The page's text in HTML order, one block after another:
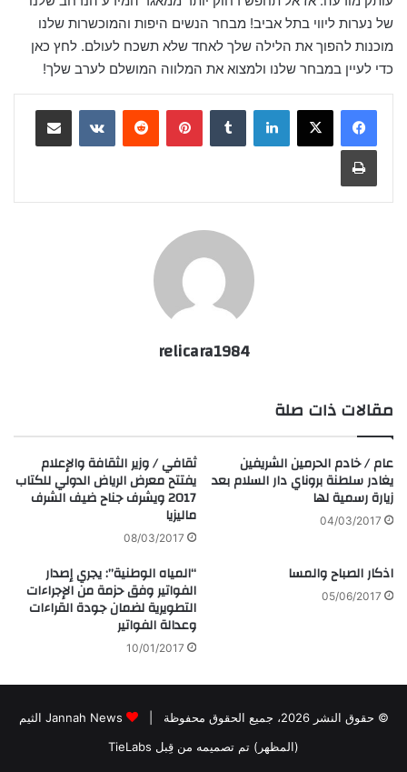
של נערות ליווי בתל אביב! מבחר הנשים היפות והמוכשרות שלנו
מוכנות להפוך את הלילה שלך לאחד שלא תשכח לעולם. לחץ כאן
כדי לעיין במבחר שלנו ולמצוא את המלווה המושלם לערב שלך!
لينكدإن بينتيريست
relicara1984
مقالات ذات صلة
عام / خادم الحرمين الشريفين
يغادر سلطنة بروناي دار السلام بعد
زيارة رسمية لها
04/03/2017
ثقافي / وزير الثقافة والإعلام
يفتتح معرض الرياض الدولي للكتاب
2017 ويشرف جناح ضيف الشرف
ماليزيا
08/03/2017
اذكار الصباح والمسا
05/06/2017
“المياه الوطنية”: يجري إصدار
الفواتير وفق حزمة من الإجراءات
التطويرية لضمان جودة القراءات
وعدالة الفواتير
10/01/2017
© حقوق النشر 2026، جميع الحقوق محفوظة |
Jannah News الثيم
(المظهر) تم تصميمه من قِبل TieLabs